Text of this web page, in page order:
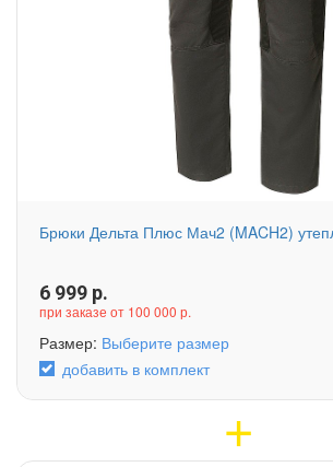
Брюки Дельта Плюс Мач2 (MACH2)
6 999 р.
при заказе от 100 000 р.
Размер: Выберите размер
добавить в комплект